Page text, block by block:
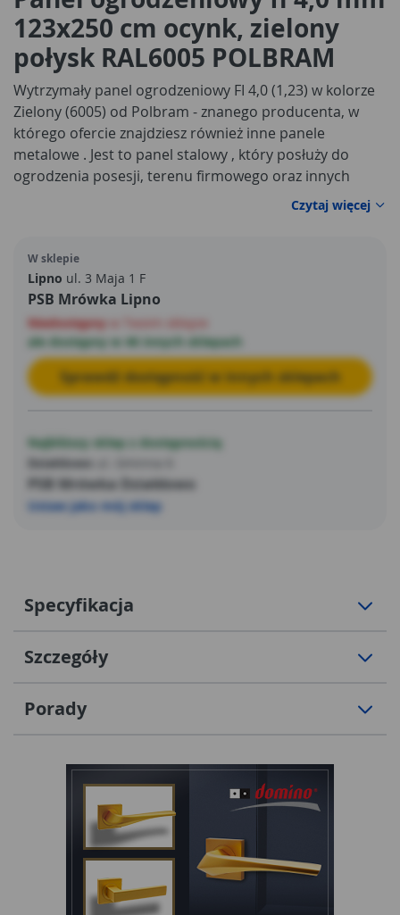
123x250 cm ocynk, zielony
połysk RAL6005 POLBRAM
Wytrzymały panel ogrodzeniowy FI 4,0 (1,23) w kolorze
Zielony (6005) od Polbram - znanego producenta, w
którego ofercie znajdziesz również inne panele
metalowe . Jest to panel stalowy , który posłuży do
ogrodzenia posesji, terenu firmowego oraz innych
ponadprzeciętnej trwałości oraz niskiej cenie cieszy się
klientów. Powstał przy użyciu wysokogatunkowej stali,
która dzięki ocynkowi zyskała doskonałe zabezpieczenie
antykorozyjne - w efekcie niestraszne jej czynniki
atmosferyczne. To rozwiązanie, które będzie cieszyć
Twoje oczy i spełniać swoje funkcje na przestrzeni wielu
lat! Najlepszym potwierdzeniem jakości panelu jest 5-
letnia gwarancja producenta.
Czytaj więcej
W sklepie
Lipno ul. 3 Maja 1 F
PSB Mrówka Lipno
Niedostępny
ale dostępny w 46 innych sklepach
Sprawdź dostępność w innych sklepach
Najbliższy sklep z dostępnością
Działdowo
PSB Mrówka Działdowo
Ustaw jako mój sklep
Specyfikacja
Szczegóły
Porady